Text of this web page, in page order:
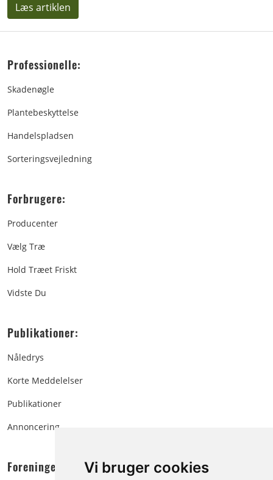
Vi bruger cookies
Læs artiklen
Professionelle:
Skadenøgle
Plantebeskyttelse
Handelspladsen
Sorteringsvejledning
Forbrugere:
Producenter
Vælg Træ
Hold Træet Friskt
Vidste Du
Publikationer:
Nåledrys
Korte Meddelelser
Publikationer
Annoncering
Foreningen: